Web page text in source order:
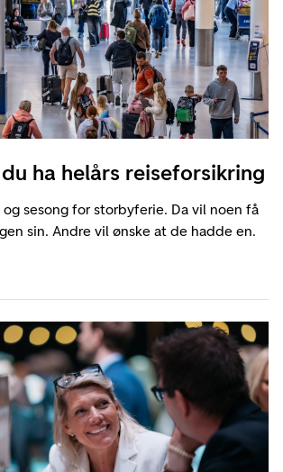
ha helårs reiseforsikring
sesong for storbyferie. Da vil noen få
sin. Andre vil ønske at de hadde en.